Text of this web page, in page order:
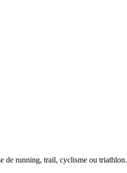
de running, trail, cyclisme ou triathlon.